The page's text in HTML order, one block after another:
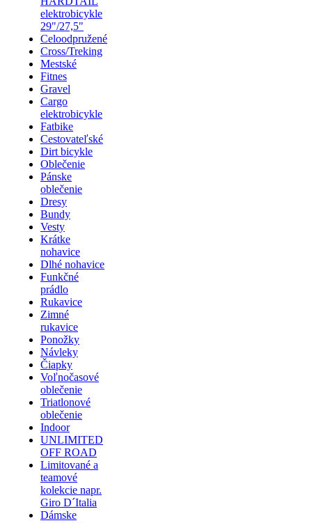
elektrobicykle
29"/27,5"
Celoodpružené
Cross/Treking
Mestské
Fitnes
Gravel
Cargo
elektrobicykle
Fatbike
Cestovateľské
Dirt bicykle
Oblečenie
Pánske
oblečenie
Dresy
Bundy
Vesty
Krátke
nohavice
Dlhé nohavice
Funkčné
prádlo
Rukavice
Zimné
rukavice
Ponožky
Návleky
Čiapky
Voľnočasové
oblečenie
Triatlonové
oblečenie
Indoor
UNLIMITED
OFF ROAD
Limitované a
teamové
kolekcie napr.
Giro D´Italia
Dámske